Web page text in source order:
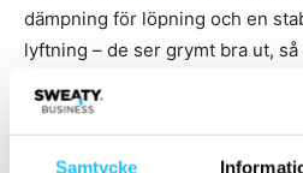
Samtycke
dämpning för löpning och en
lyftning – de ser grymt bra ut,
gömma undan dina skor i
gymmet.